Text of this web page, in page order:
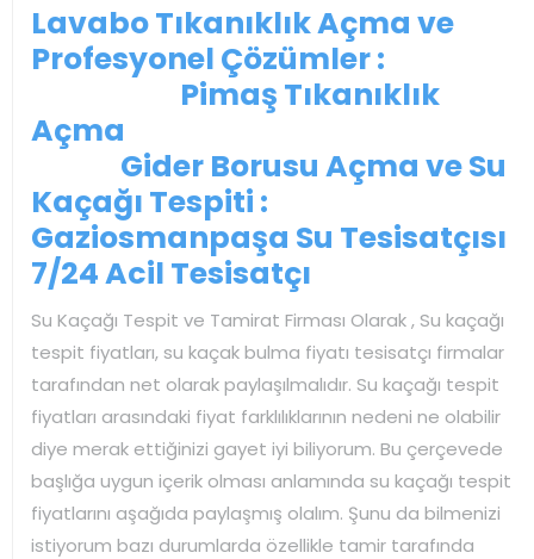
Lavabo Tıkanıklık Açma ve
Profesyonel Çözümler :
Pimaş Tıkanıklık
Açma
Gider Borusu Açma ve Su
Kaçağı Tespiti :
Gaziosmanpaşa Su Tesisatçısı
7/24 Acil Tesisatçı
Su Kaçağı Tespit ve Tamirat Firması Olarak , Su kaçağı
tespit fiyatları, su kaçak bulma fiyatı tesisatçı firmalar
tarafından net olarak paylaşılmalıdır. Su kaçağı tespit
fiyatları arasındaki fiyat farklılıklarının nedeni ne olabilir
diye merak ettiğinizi gayet iyi biliyorum. Bu çerçevede
başlığa uygun içerik olması anlamında su kaçağı tespit
fiyatlarını aşağıda paylaşmış olalım. Şunu da bilmenizi
istiyorum bazı durumlarda özellikle tamir tarafında